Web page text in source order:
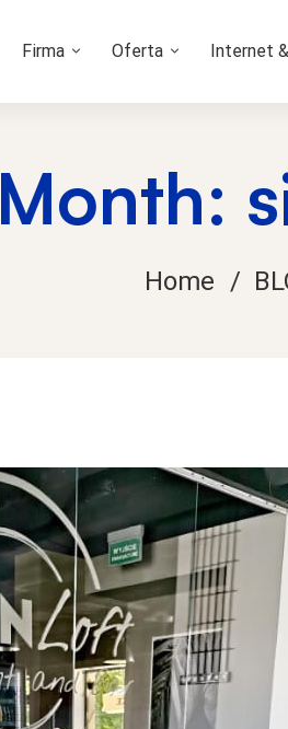
Firma Oferta Internet
Month:
Home